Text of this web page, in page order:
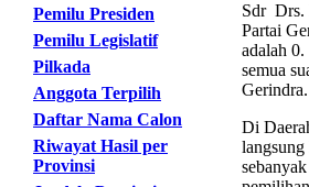
Pemilu Presiden
Pemilu Legislatif
Pilkada
Anggota Terpilih
Daftar Nama Calon
Riwayat Hasil per
Provinsi
Sdr Drs.
Partai
adalah
semua
Di
langsung